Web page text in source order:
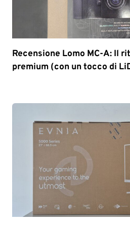
Recensione Lomo MC-A: Il
premium (con un tocco di